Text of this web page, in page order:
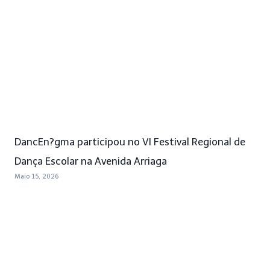
DancEn?gma participou no VI Festival Regional de
Dança Escolar na Avenida Arriaga
Maio 15, 2026